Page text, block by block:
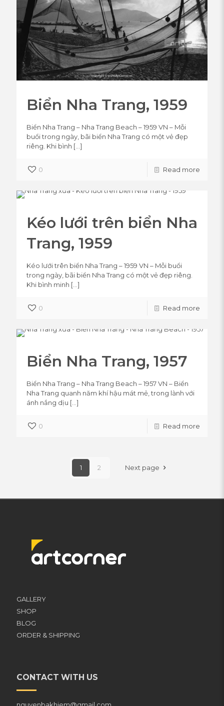
Biển Nha Trang, 1959
Biển Nha Trang – Nha Trang Beach – 1959 VN – Mỗi
buổi trong ngày, bãi biển Nha Trang có một vẻ đẹp
riêng. Khi bình […]
0 Read more
Kéo lưới trên biển Nha
Trang, 1959
Kéo lưới trên biển Nha Trang – 1959 VN – Mỗi buổi
trong ngày, bãi biển Nha Trang có một vẻ đẹp riêng.
Khi bình minh […]
0 Read more
Biển Nha Trang, 1957
Biển Nha Trang – Nha Trang Beach – 1957 VN – Biển
Nha Trang quanh năm khí hậu mát mẻ, trong lành với
ánh nắng dịu […]
0 Read more
1 2 Next page
GALLERY
SHOP
BLOG
ORDER & SHIPPING
CONTACT WITH US